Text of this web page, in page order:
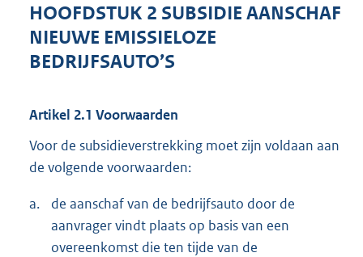
HOOFDSTUK 2 SUBSIDIE AANSCHAF
NIEUWE EMISSIELOZE
BEDRIJFSAUTO’S
Artikel 2.1 Voorwaarden
Voor de subsidieverstrekking moet zijn voldaan aan
de volgende voorwaarden:
a.
de aanschaf van de bedrijfsauto door de
aanvrager vindt plaats op basis van een
overeenkomst die ten tijde van de